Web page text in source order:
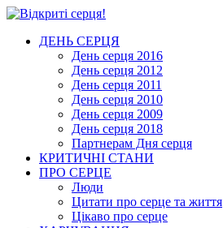
ДЕНЬ СЕРЦЯ
День серця 2016
День серця 2012
День серця 2011
День серця 2010
День серця 2009
День серця 2018
Партнерам Дня серця
КРИТИЧНІ СТАНИ
ПРО СЕРЦЕ
Люди
Цитати про серце та життя
Цікаво про серце